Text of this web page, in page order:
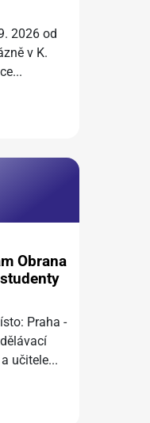
2026 od
v K.
...
Obrana
Praha -
učitele...